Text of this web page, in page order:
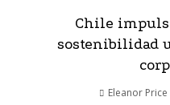
Chile
sostenibilidad
Eleanor Price